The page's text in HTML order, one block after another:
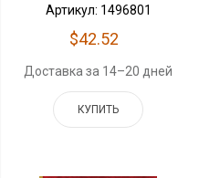
Артикул: 1496801
$42.52
Доставка за 14–20 дней
КУПИТЬ